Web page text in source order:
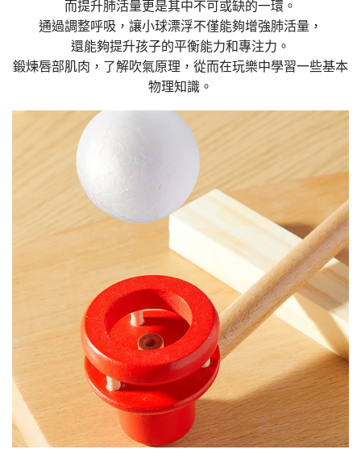
而提升肺活量更是其中不可或缺的一環。
通過調整呼吸，讓小球漂浮不僅能夠增強肺活量，
還能夠提升孩子的平衡能力和專注力。
鍛煉唇部肌肉，了解吹氣原理，從而在玩樂中學習一些基本
物理知識。